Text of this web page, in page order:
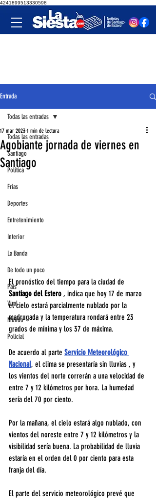
4241899513330598
Entrada
Todas las entradas
Santiago
Política
Frías
Deportes
Entretenimiento
Interior
La Banda
De todo un poco
País
Viral
Mundo
Policial
Todas las entradas
Agobiante jornada de viernes en
Santiago
17 mar 2023 1 min de lectura
El pronóstico del tiempo para la ciudad de
Santiago del Estero , indica que hoy 17 de marzo
el cielo estará parcialmente nublado por la
madrugada y la temperatura rondará entre 23
grados de mínima y los 37 de máxima.
De acuerdo al parte Servicio Meteorológico
Nacional, el clima se presentaría sin lluvias , y
los vientos del norte correrán a una velocidad de
entre 7 y 12 kilómetros por hora. La humedad
sería del 70 por ciento.
Por la mañana, el cielo estará algo nublado, con
vientos del noreste entre 7 y 12 kilómetros y la
visibilidad sería buena. La probabilidad de lluvia
estaría en el orden del 0 por ciento para esta
franja del día.
El parte del servicio meteorológico prevé que